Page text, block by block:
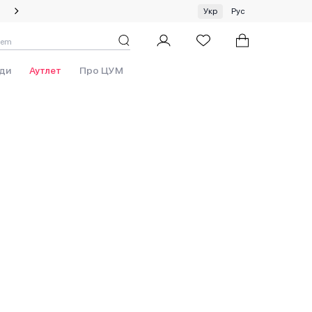
Спеціальна пропозиція на одяг та хустки ЦУМ by GUNIA
Укр Рус
Аутлет Про ЦУМ